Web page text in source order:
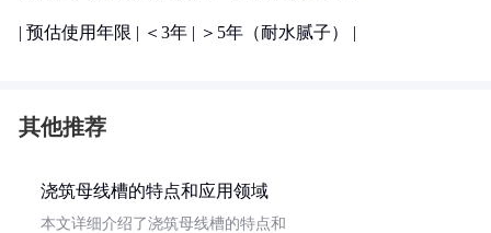
| 预估使用年限 | ＜3年 | ＞5年（耐水腻子） |
其他推荐
浇筑母线槽的特点和应用领域
本文详细介绍了浇筑母线槽的特点和